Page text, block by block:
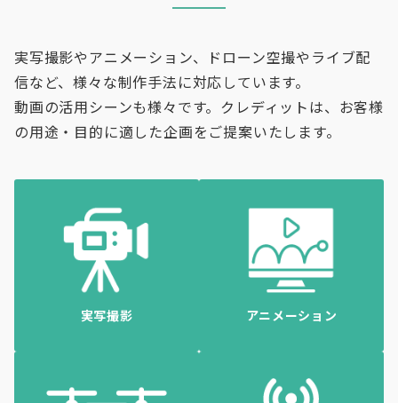
実写撮影やアニメーション、ドローン空撮やライブ配
信など、様々な制作手法に対応しています。
動画の活用シーンも様々です。クレディットは、お客様
の用途・目的に適した企画をご提案いたします。
実写撮影 アニメーション